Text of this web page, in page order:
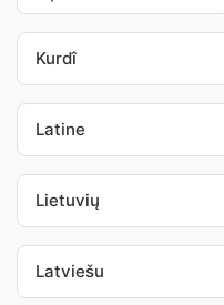
Kurdî
Latine
Lietuvių
Latviešu